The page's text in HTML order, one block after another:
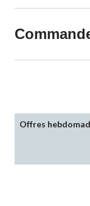
Offres